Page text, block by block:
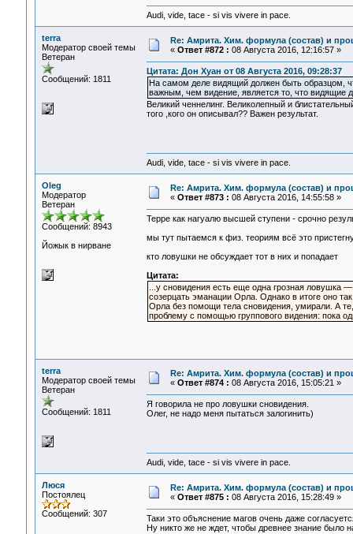
Audi, vide, tace - si vis vivere in pace.
terra
Модератор своей темы
Ветеран
Сообщений: 1811
Re: Амрита. Хим. формула (состав) и
« Ответ #872 : 08 Августа 2016, 12:16:57 »
Цитата: Дон Хуан от 08 Августа 2016, 09:28:37
На самом деле видящий должен быть образцом,
важным, чем видение, является то, что видящие
Великий ченнелинг. Великолепный и
того ,кого он описывал?? Важен результат.
Audi, vide, tace - si vis vivere in pace.
Oleg
Модератор
Ветеран
Сообщений: 8943
Йожык в нирване
Re: Амрита. Хим. формула (состав) и
« Ответ #873 : 08 Августа 2016, 14:55:58 »
Терре как нагуалю высшей ступени - срочно
мы тут пытаемся к физ. теориям всё это
кто ловушки не обсуждает тот в них и попадает
Цитата:
...у сновидения есть еще одна грозная ловушка
созерцать эманации Орла. Однако в итоге оно
Орла без помощи тела сновидения, умирали. А
проблему с помощью группового видения: пока
terra
Модератор своей темы
Ветеран
Сообщений: 1811
Re: Амрита. Хим. формула (состав) и
« Ответ #874 : 08 Августа 2016, 15:05:21 »
Я говорила не про ловушки сновидения.
Олег, не надо меня пытаться залогинить)
Audi, vide, tace - si vis vivere in pace.
Люся
Постоялец
Сообщений: 307
Re: Амрита. Хим. формула (состав) и
« Ответ #875 : 08 Августа 2016, 15:28:49 »
Таки это объяснение магов очень даже
Ну никто же не ждет, чтобы древнее знание